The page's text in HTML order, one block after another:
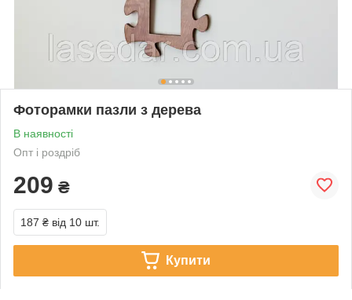
Фоторамки пазли з дерева
В наявності
Опт і роздріб
209 ₴
187 ₴ від 10 шт.
Купити